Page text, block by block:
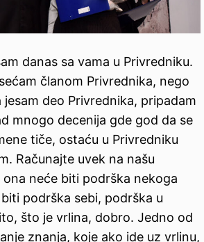
danas sa vama u Privredniku.
članom Privrednika, nego
deo Privrednika, pripadam
mnogo decenija gde god da se
tiče, ostaću u Privredniku
Računajte uvek na našu
neće biti podrška nekoga
podrška sebi, podrška u
što je vrlina, dobro. Jedno od
znanja, koje ako ide uz vrlinu,